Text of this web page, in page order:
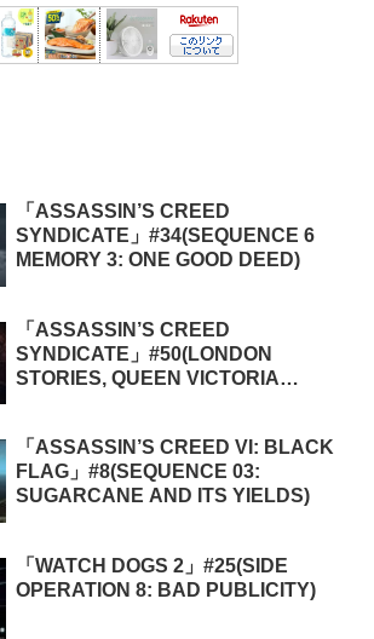
「ASSASSIN’S CREED
SYNDICATE」#34(SEQUENCE 6
MEMORY 3: ONE GOOD DEED)
「ASSASSIN’S CREED
SYNDICATE」#50(LONDON
STORIES, QUEEN VICTORIA
「ASSASSIN’S CREED VI: BLACK
FLAG」#8(SEQUENCE 03:
SUGARCANE AND ITS YIELDS)
「WATCH DOGS 2」#25(SIDE
OPERATION 8: BAD PUBLICITY)